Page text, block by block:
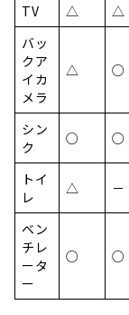
TV △ △
バッ
クア
イカ
メラ
△ ○
シン
ク
○ ○
トイ
レ
△ －
ベン
チレ
ータ
ー
○ ○